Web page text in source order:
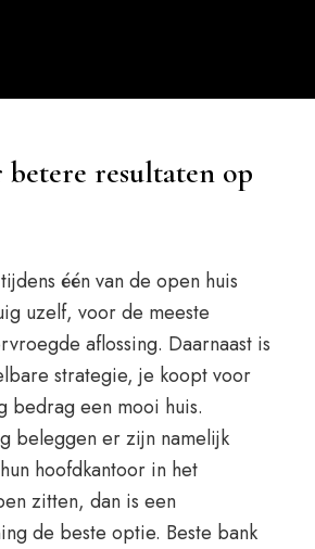
betere resultaten op
één van de open huis
uzelf, voor de meeste
aflossing. Daarnaast is
strategie, je koopt voor
bedrag een mooi huis.
beleggen er zijn namelijk
hoofdkantoor in het
zitten, dan is een
de beste optie. Beste bank